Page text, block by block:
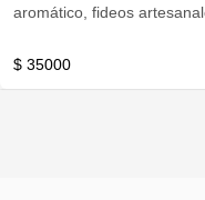
aromático, fideos
$ 35000